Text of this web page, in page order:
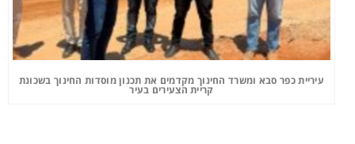
עיריית כפר סבא ומשרד החינוך מקדמים את תכנון מוסדות החינוך בשכונת
קריית הצעירים בעיר